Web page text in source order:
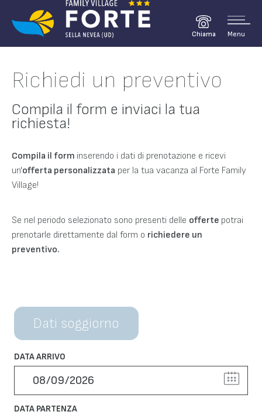
Menu
Chiama
Richiedi un preventivo
Compila il form e inviaci la tua
richiesta!
Compila il form inserendo i dati di prenotazione e ricevi
un'offerta personalizzata per la tua vacanza al Forte Family
Village!
Se nel periodo selezionato sono presenti delle offerte potrai
prenotarle direttamente dal form o richiedere un
preventivo.
Dati soggiorno
DATA ARRIVO
DATA PARTENZA